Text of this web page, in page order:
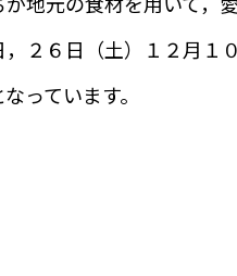
２６日（土）１２月１
っています。